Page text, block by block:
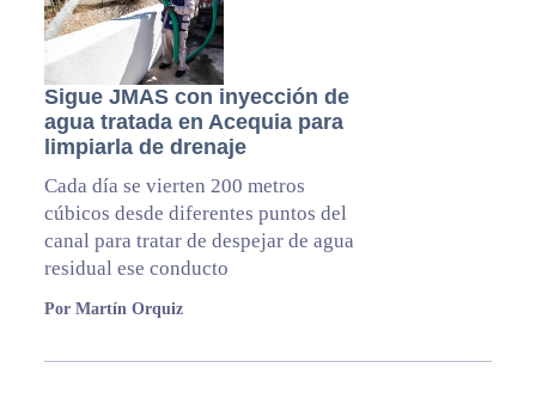
Sigue JMAS con inyección de
agua tratada en Acequia para
limpiarla de drenaje
Cada día se vierten 200 metros
cúbicos desde diferentes puntos del
canal para tratar de despejar de agua
residual ese conducto
Por Martín Orquiz